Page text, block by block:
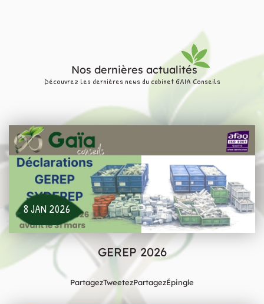
Nos dernières actualités
Découvrez les dernières news du cabinet GAIA Conseils
8 JAN 2026
GEREP 2026
PartagezTweetezPartagezÉpingle